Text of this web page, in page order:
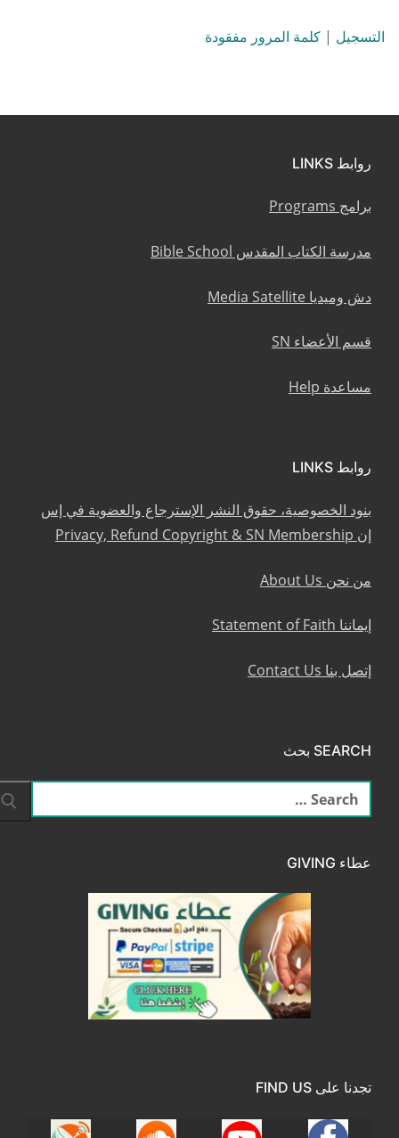
التسجيل | كلمة المرور مفقودة
روابط LINKS
برامج Programs
مدرسة الكتاب المقدس Bible School
دش وميديا Media Satellite
قسم الأعضاء SN
مساعدة Help
روابط LINKS
بنود الخصوصية، حقوق النشر الإسترجاع والعضوية في إس
إن Privacy, Refund Copyright & SN Membership
من نحن About Us
إيماننا Statement of Faith
إتصل بنا Contact Us
SEARCH بحث
البحث
عن:
عطاء GIVING
تجدنا على FIND US